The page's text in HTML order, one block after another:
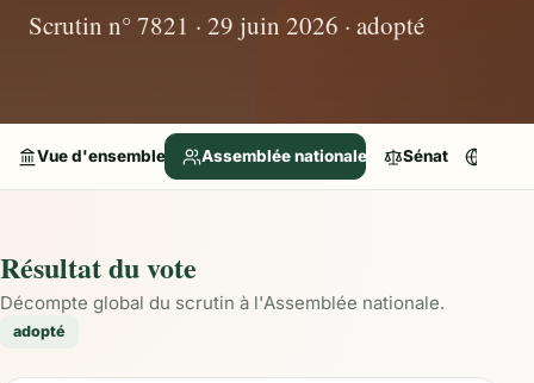
Scrutin n° 7821 · 29 juin 2026 · adopté
Vue d'ensemble Assemblée nationale Sénat
Résultat du vote
Décompte global du scrutin à l'Assemblée nationale.
adopté